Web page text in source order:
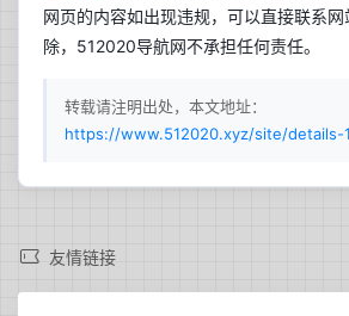
网页的内容如出现违规，可以直接联系
除，512020导航网不承担任何责任。
转载请注明出处，本文地址：
https://www.512020.xyz/site/details-
友情链接27